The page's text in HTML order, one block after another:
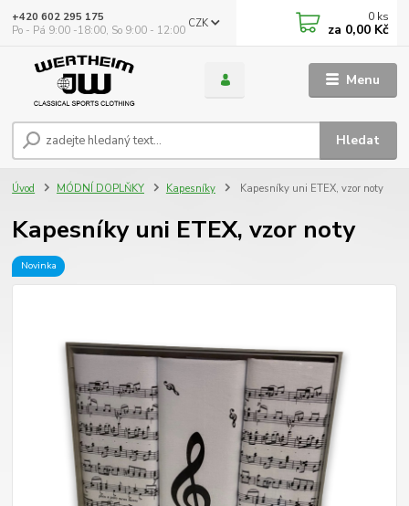
Menu
CZK
Hledat
+420 602 295 175
Po - Pá 9:00 -18:00, So 9:00 - 12:00
0 ks
za 0,00 Kč
Úvod MÓDNÍ DOPLŇKY Kapesníky Kapesníky uni ETEX, vzor noty
Kapesníky uni ETEX, vzor noty
Novinka